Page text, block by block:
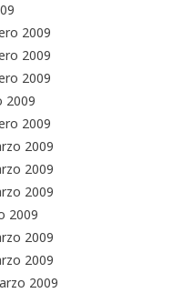
2009
2009
2009
2009
2009
2009
2009
2009
2009
2009
2009
2009